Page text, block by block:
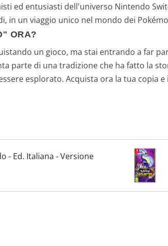
ed entusiasti dell'universo Nintendo
in un viaggio unico nel mondo dei
ORA?
un gioco, ma stai entrando a far
parte di una tradizione che ha fatto la
esplorato. Acquista ora la tua copia
- Ed. Italiana - Versione